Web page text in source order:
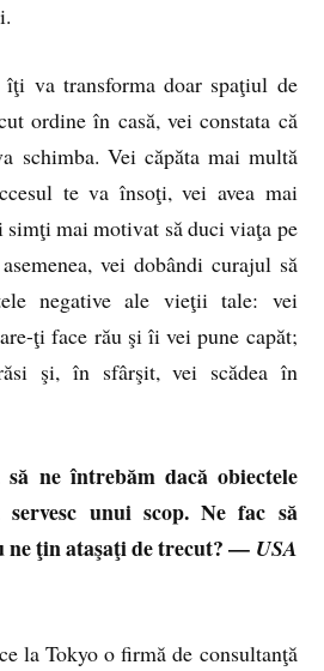
va transforma doar spaţiul de
ordine în casă, vei constata că
schimba. Vei căpăta mai multă
te va însoţi, vei avea mai
simţi mai motivat să duci viaţa pe
vei dobândi curajul să
negative ale vieţii tale: vei
ţi face rău şi îi vei pune capăt;
şi, în sfârşit, vei scădea în
ne întrebăm dacă obiectele
unui scop. Ne fac să
ne ţin ataşaţi de trecut? — USA
la Tokyo o firmă de consultanţă